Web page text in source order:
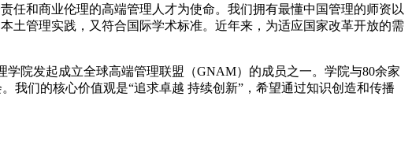
任和商业伦理的高端管理人才为使命。我们拥有最懂中国管理的师资以
土管理实践，又符合国际学术标准。近年来，为适应国家改革开放的需
院发起成立全球高端管理联盟（GNAM）的成员之一。学院与80余家
我们的核心价值观是“追求卓越 持续创新”，希望通过知识创造和传播